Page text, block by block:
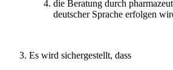
die Beratung durch
deutscher Sprache erfolgen
Es wird sichergestellt, dass